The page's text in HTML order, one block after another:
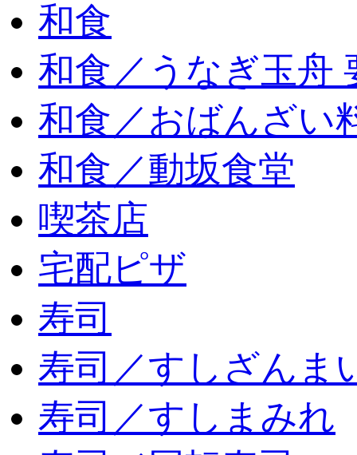
和食
和食／うなぎ玉舟
和食／おばんざい
和食／動坂食堂
喫茶店
宅配ピザ
寿司
寿司／すしざんま
寿司／すしまみれ